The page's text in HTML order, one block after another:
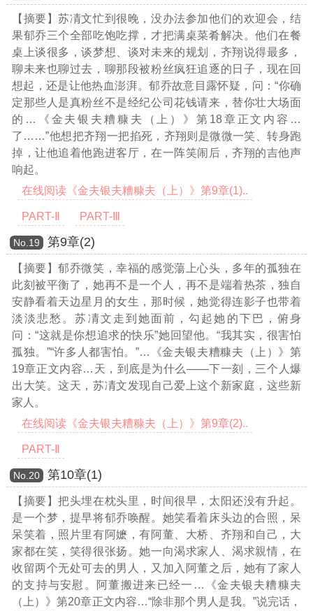
【摘要】苏凊文忙到很晚，没办法参加他们的欢迎会，结
果郁乔三个全部吃饱吃撑，才把满桌菜肴解决。他们在餐
桌上谈很多，谈梦想、谈对未来的规划，齐翔说得最多，
聊未来也聊过去，聊那段被粉丝疯狂追逐的日子，现在回
想起，还是让他热血澎湃。郁乔故意目露怀疑，问：“你确
定那些人是真粉丝不是经纪公司花钱请来，替你壮大场面
的 …《金夫银夫糟糠夫（上）》第18章正文内容…
了……”他想把齐翔一把掐死，齐翔则是微微一笑、转身跑
掉，让他追着他跑进客厅，在一阵笑闹后，齐翔的吉他声
响起。
在线阅读《金夫银夫糟糠夫（上）》第9章(1)..
PART-Ⅱ PART-Ⅲ
Νο.19 第9章(2)
【摘要】郁乔微笑，幸福的感觉蕩上心头，多年的孤独在
此刻被平衡了，她再不是一个人，再不是端着热茶，独自
安静看着天边星月的女生，那时候，她觉得连影子也带着
淡淡悲愁。苏凊文走到她面前，勾起她的下巴，俯身
问：“这就是你想追求的快乐”她回望他。“我其实，很害怕
孤独。”“许多人都害怕。”…《金夫银夫糟糠夫（上）》第
19章正文内容… 天，到底是为什么——下一刻，三个人爆
出大笑。这天，苏凊文发现自己爱上这个新家庭，这些新
家人。
在线阅读《金夫银夫糟糠夫（上）》第9章(2)..
PART-Ⅱ
Νο.20 第10章(1)
【摘要】把头埋在枕头里，时间很早，太阳还没有升起。
是一个梦，提早将郁乔唤醒。她笑看着床头边的合照，呆
呆笑着，照片里有阿嬷，有阿董、大桥、齐翔和自己，大
家都在笑，笑得很张扬。她一向渴求家人、渴求親情，在
收留两个无处可去的男人，又加入阿董之后，她有了家人
的支持与安慰。阿董搬进来已经一 …《金夫银夫糟糠夫
（上）》第20章正文内容…“除非那个男人是我。”说完话，